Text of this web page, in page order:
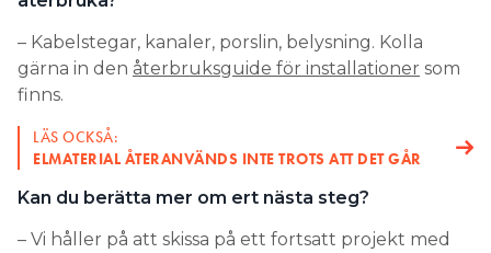
– Kabelstegar, kanaler, porslin, belysning. Kolla
gärna in den återbruksguide för installationer som
finns.
LÄS OCKSÅ:
ELMATERIAL ÅTERANVÄNDS INTE TROTS ATT DET GÅR
Kan du berätta mer om ert nästa steg?
– Vi håller på att skissa på ett fortsatt projekt med